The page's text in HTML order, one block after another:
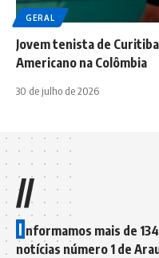
GERAL
Jovem tenista de
Americano na Colômbia
30 de julho de 2026
//
I nformamos mais de
notícias número 1 de